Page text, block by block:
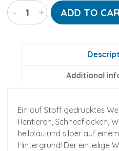
Weihnachts-
Kajamaz
quantity
- + ADD TO
Additional
Ein auf Stoff gedrucktes
Rentieren, Schneeflocken,
hellblau und silber auf
Hintergrund! Der einteilige